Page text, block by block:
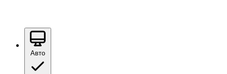
Авто